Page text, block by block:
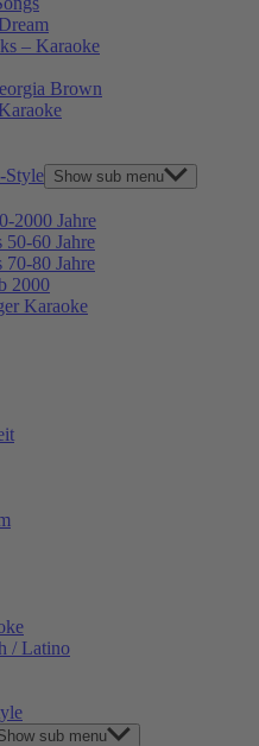
– Karaoke
Brown
Style Show sub menu
2000 Jahre
50-60 Jahre
70-80 Jahre
2000
Karaoke
/ Latino
sub menu